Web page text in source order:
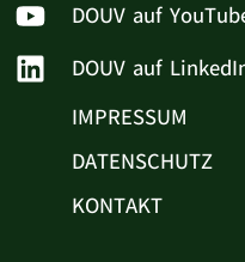
DOUV auf
DOUV auf
IMPRESSUM
DATENSCHUTZ
KONTAKT